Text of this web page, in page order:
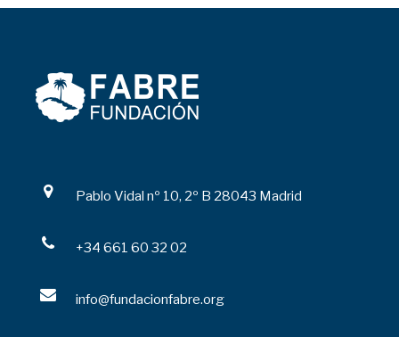
Pablo Vidal nº 10, 2º B 28043 Madrid
+34 661 60 32 02
info@fundacionfabre.org